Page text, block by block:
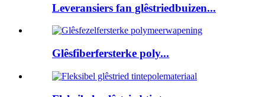
Leveransiers fan glêstriedbuizen...
Glêsfiberfersterke poly...